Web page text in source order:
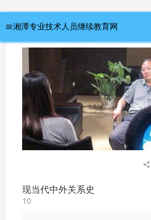
湘潭专业技术人员继续教育网
现当代中外关系史
10